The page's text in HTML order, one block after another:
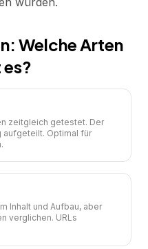
Welche Arten
zeitgleich getestet. Der
aufgeteilt. Optimal für
Inhalt und Aufbau, aber
verglichen. URLs